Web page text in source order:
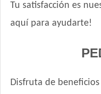
Felix Megamix Gato Adulto
Ganacat Gato Adulto Mix
Gati Gato Adulto sabor
Tu satisfacción es
aquí para ayudarte!
Disfruta de